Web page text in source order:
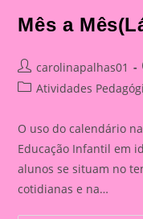
Mês a
Post
author:
carolinapalhas01
PostAtividades
O uso do calendário
Educação Infantil em
alunos se situam no
cotidianas e na…